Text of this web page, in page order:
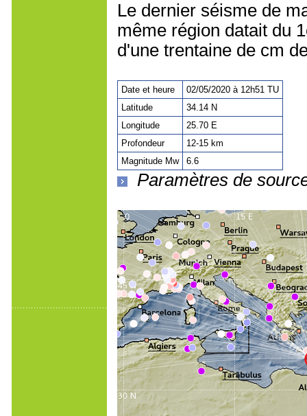
Le dernier séisme de
même région datait du
d'une trentaine de cm
Date et heure
02/05/2020 à 12h51 TU
Latitude
34.14 N
Longitude
25.70 E
Profondeur
12-15 km
Magnitude Mw
6.6
Paramètres de